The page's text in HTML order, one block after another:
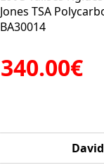
Jones TSA
BA30014
340.00€